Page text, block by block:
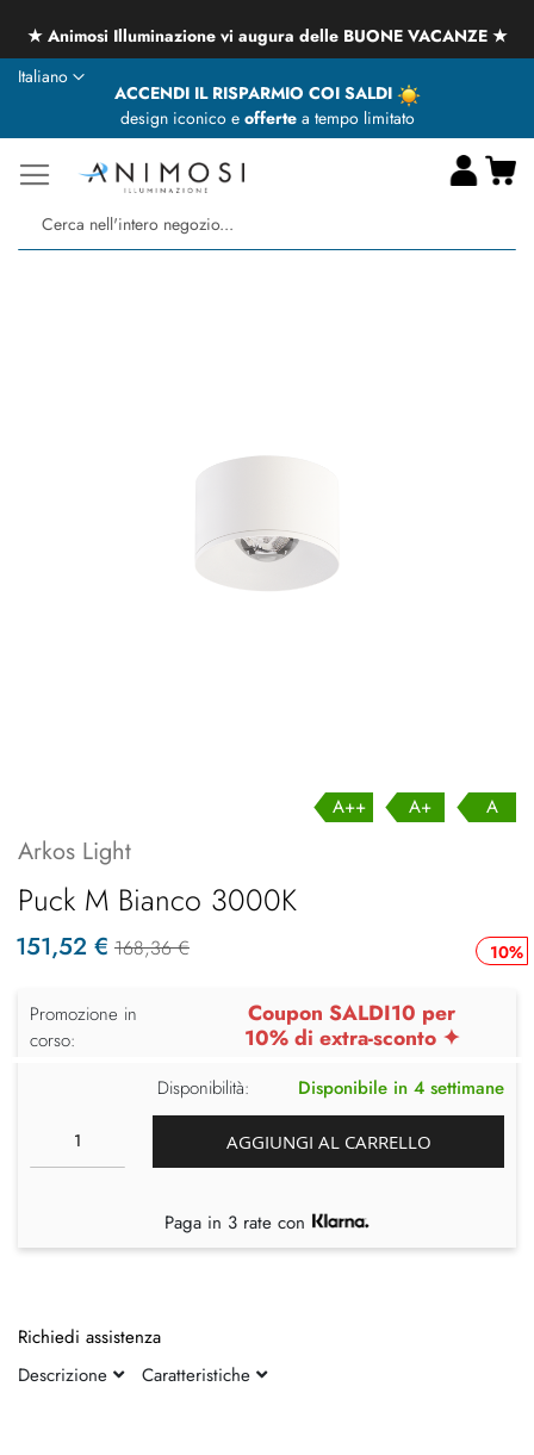
★ Animosi Illuminazione vi augura delle BUONE VACANZE ★
ACCENDI IL RISPARMIO COI SALDI
design iconico e offertea tempo limitato
Lingua
Italiano
A++ A+ A
Arkos Light
Puck M Bianco 3000K
10%
151,52 € 168,36 €
Promozione in
corso:
Coupon SALDI10 per
10% di extra-sconto ✦
Disponibilità: Disponibile in 4 settimane
AGGIUNGI AL CARRELLO
Paga in 3 rate con
Richiedi assistenza
Descrizione
Caratteristiche